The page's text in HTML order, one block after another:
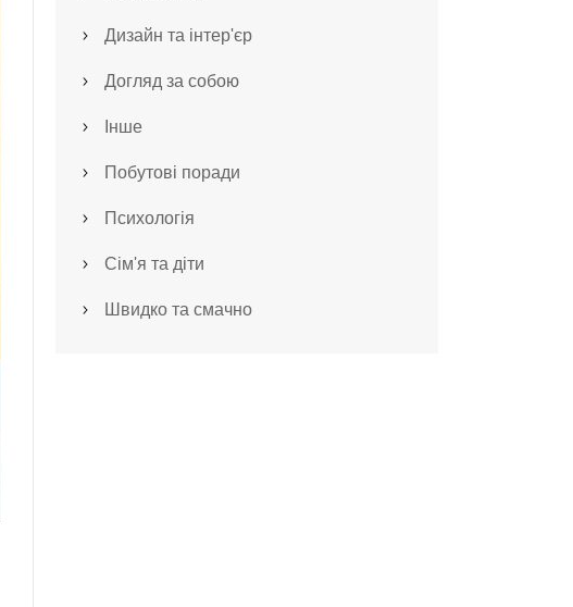
Дизайн та інтер'єр
Догляд за собою
Інше
Побутові поради
Психологія
Сім'я та діти
Швидко та смачно